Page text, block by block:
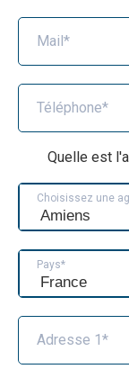
Mail*
Téléphone*
Quelle est
Choisissez une
Pays*
Adresse 1*